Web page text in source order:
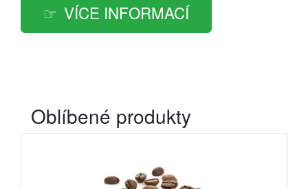
VÍCE INFORMACÍ
Oblíbené produkty